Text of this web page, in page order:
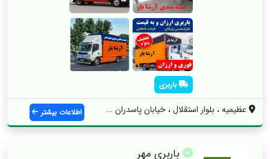
باربری
عظیمیه ، بلوار استقلال ، خیابان پاسدران ... اطلاعات بیشتر
باربری مهر